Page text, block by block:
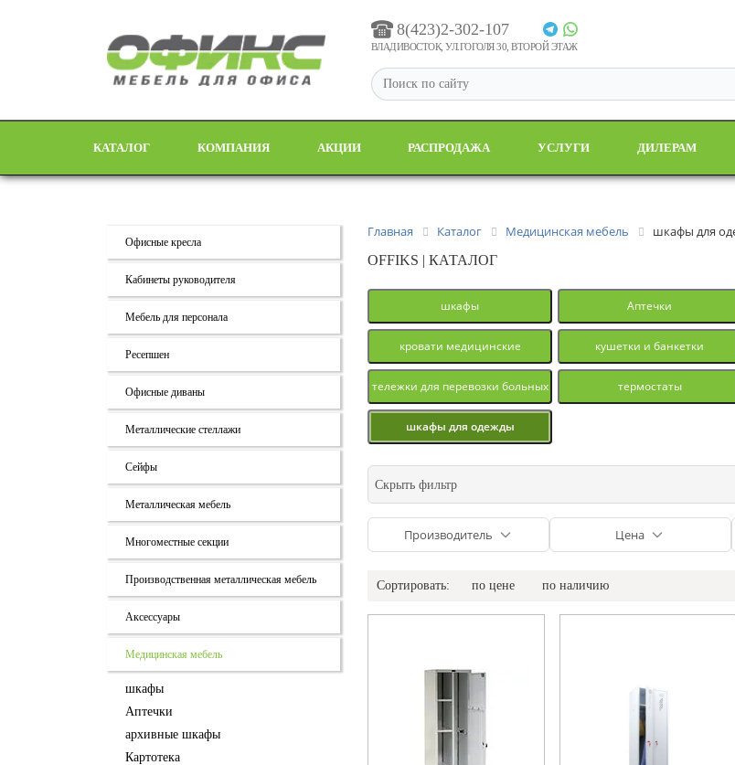
8(423)2-302-107
ВЛАДИВОСТОК, УЛ.ГОГОЛЯ 30, ВТОРОЙ ЭТАЖ
КАТАЛОГ КОМПАНИЯ АКЦИИ РАСПРОДАЖА УСЛУГИ ДИЛЕРАМ
Офисные кресла
Кабинеты руководителя
Мебель для персонала
Ресепшен
Офисные диваны
Металлические стеллажи
Сейфы
Металлическая мебель
Многоместные секции
Производственная металлическая мебель
Аксессуары
Медицинская мебель
шкафы
Аптечки
архивные шкафы
Картотека
Главная Каталог Медицинская мебель шкафы для
OFFIKS | КАТАЛОГ
шкафы Аптечки
кровати медицинские кушетки и банкетки
тележки для перевозки больных термостаты
шкафы для одежды
Скрыть фильтр
Производитель Цена
Сортировать: по цене по наличию